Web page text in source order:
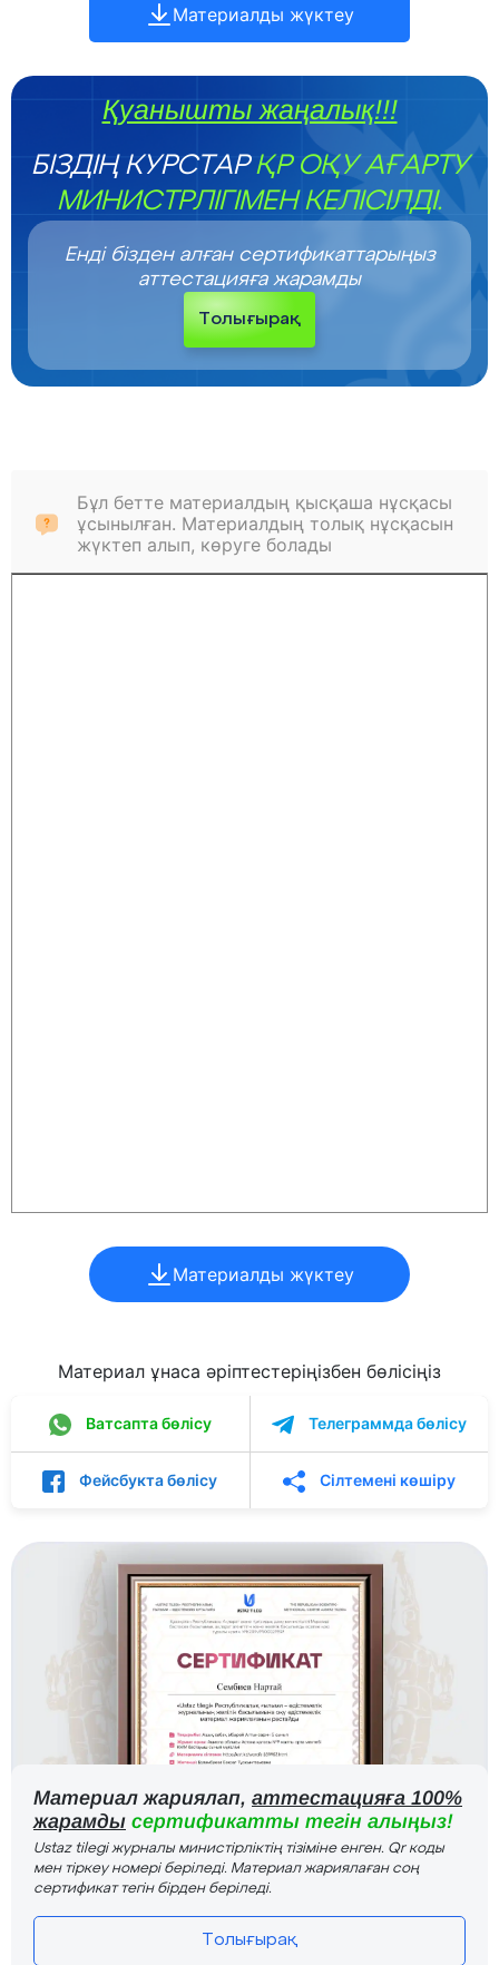
Материалды жүктеу
Қуанышты жаңалық!!!
БІЗДІҢ КУРСТАРҚР ОҚУ АҒАРТУ
МИНИСТРЛІГІМЕН КЕЛІСІЛДІ.
Енді бізден алған сертификаттарыңыз
аттестацияға жарамды
Толығырақ
Бұл бетте материалдың қысқаша нұсқасы
ұсынылған. Материалдың толық нұсқасын
жүктеп алып, көруге болады
Материалды жүктеу
Материал ұнаса әріптестеріңізбен бөлісіңіз
Ватсапта бөлісу Телеграммда бөлісу
Фейсбукта бөлісу Сілтемені көшіру
Материал жариялап, аттестацияға 100%
жарамды сертификатты тегін алыңыз!
Ustaz tilegi журналы министірліктің тізіміне енген. Qr коды
мен тіркеу номері беріледі. Материал жариялаған соң
сертификат тегін бірден беріледі.
Толығырақ